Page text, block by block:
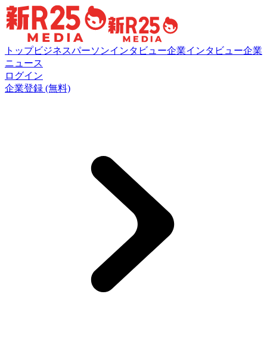
トップビジネスパーソンインタビュー企業インタビュー企業
ニュース
ログイン
企業登録 (無料)